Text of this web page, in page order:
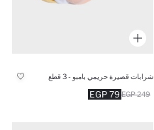
شرابات قصيرة حريمي بامبو - 3 قطع
79 EGP 249 EGP